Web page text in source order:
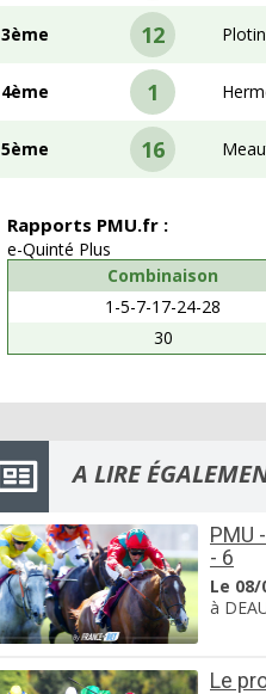
3ème 12
4ème 1
5ème 16
Rapports PMU.fr :
e-Quinté Plus
Combinaison
1-5-7-17-24-28
30
A LIRE
PMU
- 6
Le 08/
à
Le